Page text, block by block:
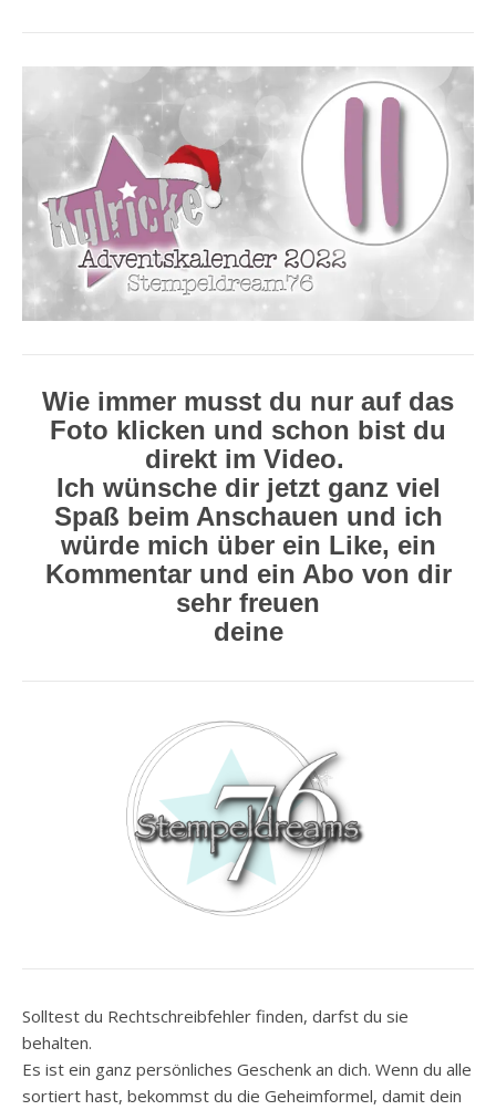
Wie immer musst du nur auf das
Foto klicken und schon bist du
direkt im Video.
Ich wünsche dir jetzt ganz viel
Spaß beim Anschauen und ich
würde mich über ein Like, ein
Kommentar und ein Abo von dir
sehr freuen
deine
Solltest du Rechtschreibfehler finden, darfst du sie
behalten.
Es ist ein ganz persönliches Geschenk an dich. Wenn du alle
sortiert hast, bekommst du die Geheimformel, damit dein